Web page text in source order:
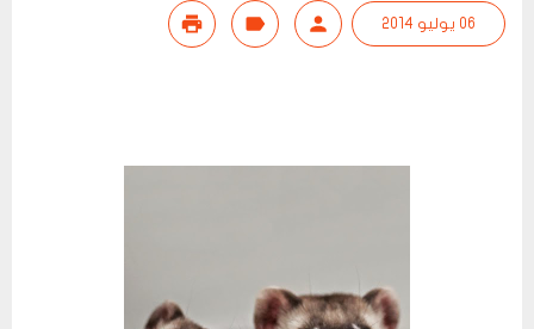
06 يوليو 2014